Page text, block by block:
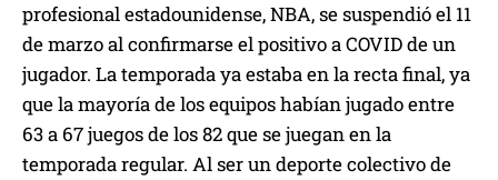
profesional estadounidense, NBA, se suspendió el 11
de marzo al confirmarse el positivo a COVID de un
jugador. La temporada ya estaba en la recta final, ya
que la mayoría de los equipos habían jugado entre
63 a 67 juegos de los 82 que se juegan en la
temporada regular. Al ser un deporte colectivo de